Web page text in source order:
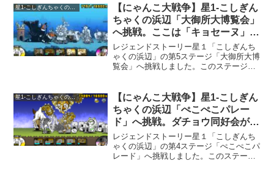
攻撃が厄介です。攻撃が遠方範囲攻撃ら
しく、壁を出していても後...
【にゃんこ大戦争】星1-こしぎん
ちゃくの浜辺「大御所大博覧会」
へ挑戦。ここは「キョセーヌ」だ
らけですよ。
レジェンドストーリー星１「こしぎんち
ゃくの浜辺」の第5ステージ「大御所大博
覧会」へ挑戦しました。このステージで
今回のキャラクター編成このステージで
登場する「キョセーヌ」...
星1-こしぎんちゃくの浜辺
【にゃんこ大戦争】星1-こしぎん
ちゃくの浜辺「ぺこぺこパレー
ド」へ挑戦。ダチョウ同好会が強
い。※追記しました
レジェンドストーリー星１「こしぎんち
ゃくの浜辺」の第4ステージ「ぺこぺこパ
レード」へ挑戦しました。このステージ